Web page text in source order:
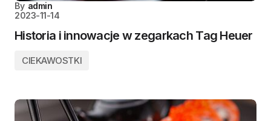
By admin
2023-11-14
Historia i innowacje w zegarkach Tag Heuer
CIEKAWOSTKI